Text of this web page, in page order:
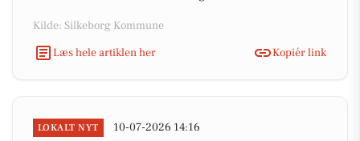
Kilde: Silkeborg Kommune
Læs hele artiklen her
Kopiér link
LOKALT NYT 10-07-2026 14:16